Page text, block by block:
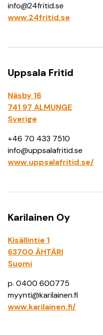
info@24fritid.se
www.24fritid.se
Uppsala Fritid
Näsby 16
741 97 ALMUNGE
Sverige
+46 70 433 7510
info@uppsalafritid.se
www.uppsalafritid.se/
Karilainen Oy
Kisällintie 1
63700 ÄHTÄRI
Suomi
p. 0400 600775
myynti@karilainen.fi
www.karilainen.fi/